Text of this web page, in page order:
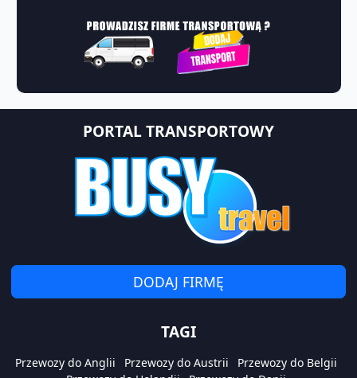
PORTAL TRANSPORTOWY
DODAJ FIRMĘ
TAGI
Przewozy do Anglii Przewozy do Austrii
Przewozy do Belgii